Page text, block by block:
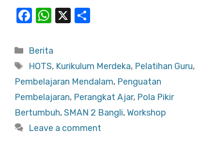
F
c
e
b
o
o
k
W
at
s
A
p
p
X
e
Categories
Berita
Tags
HOTS, Kurikulum Merdeka, Pelatihan Guru,
Pembelajaran Mendalam, Penguatan
Pembelajaran, Perangkat Ajar, Pola Pikir
Bertumbuh,SMAN 2 Bangli,Workshop
Leave a comment